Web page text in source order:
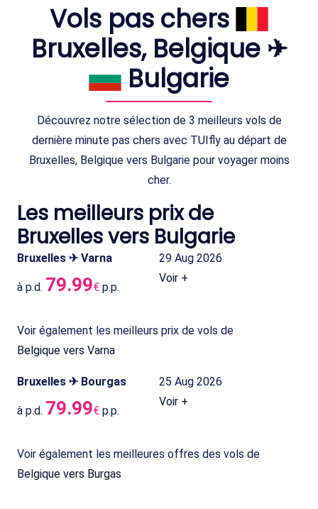
Vols pas chers
Bruxelles, Belgique ✈
Bulgarie
Découvrez notre sélection de 3 meilleurs vols de
dernière minute pas chers avec TUIfly au départ de
Bruxelles, Belgique vers Bulgarie pour voyager moins
cher.
Les meilleurs prix de
Bruxelles vers Bulgarie
Bruxelles ✈ Varna 29 Aug 2026
à p.d. 79.99€ p.p.
Voir +
Voir également les meilleurs prix de vols de
Belgique vers Varna
Bruxelles ✈ Bourgas 25 Aug 2026
à p.d. 79.99€ p.p.
Voir +
Voir également les meilleures offres des vols de
Belgique vers Burgas